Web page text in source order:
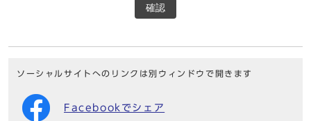
確認
ソーシャルサイトへのリンクは別ウィンドウで開きます
Facebookでシェア